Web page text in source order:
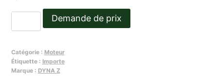
de
de
reglage
Demande de prix
Catégorie : Moteur
Étiquette : Importe
Marque : DYNA Z